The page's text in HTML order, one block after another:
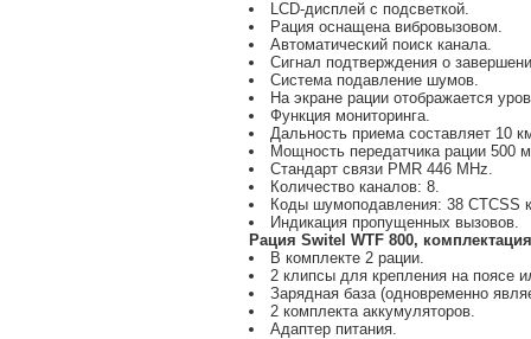
LCD-дисплей с подсветкой.
Рация оснащена вибровызовом.
Автоматический поиск канала.
Сигнал подтверждения о
Система подавление шумов.
На экране рации отображается
Функция мониторинга.
Дальность приема составляет 10
Мощность передатчика рации 500
Стандарт связи PMR 446 MHz.
Количество каналов: 8.
Коды шумоподавления: 38 СTCSS
Индикация пропущенных вызовов.
Рация Switel WTF 800,
В комплекте 2 рации.
2 клипсы для крепления на поясе
Зарядная база (одновременно
2 комплекта аккумуляторов.
Адаптер питания.